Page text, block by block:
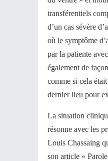
transférentiels
d’un cas sévère
où le symptôme
par la patiente
également de
comme si cela
dernier lieu pour
La situation
résonne avec les
Louis Chassaing
son article «